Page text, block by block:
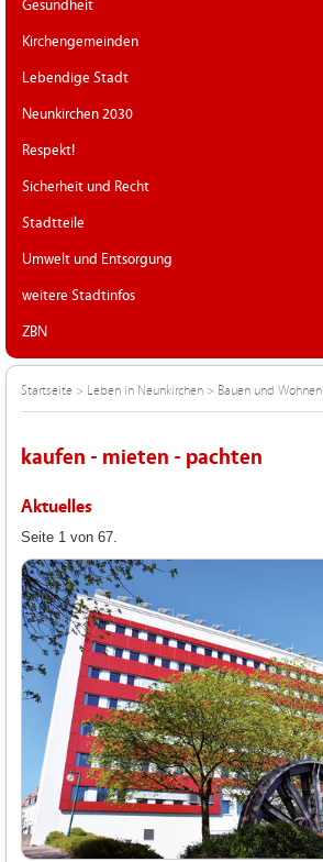
Gesundheit
Kirchengemeinden
Lebendige Stadt
Neunkirchen 2030
Respekt!
Sicherheit und Recht
Stadtteile
Umwelt und Entsorgung
weitere Stadtinfos
ZBN
Startseite > Leben in Neunkirchen > Bauen und Wohnen
kaufen - mieten - pachten
Aktuelles
Seite 1 von 67.